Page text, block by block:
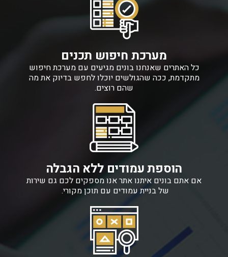
מערכת חיפוש תכנים
כל האתרים שאנחנו בונים מגיעים עם מערכת חיפוש
מתקדמת, ככה שהגולשים יוכלו לחפש בדיוק את מה
שהם רוצים.
הוספת עמודים ללא הגבלה
אם אתם בונים איתנו אתר אנו מספקים לכם גם שירות
של בניית עמודים עם תוכן מקורי.